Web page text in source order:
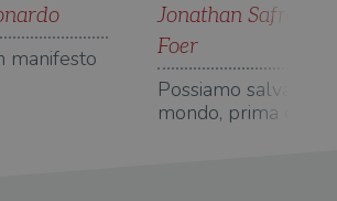
manifesto
Jonathan Safran
Foer
Possiamo salvare il
mondo, prima di